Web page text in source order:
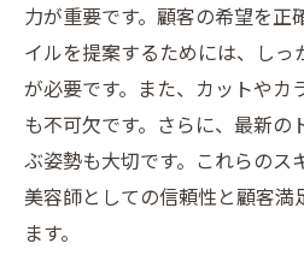
力が重要です。顧客の希望を正
イルを提案するためには、し
が必要です。また、カットやカ
も不可欠です。さらに、最新の
ぶ姿勢も大切です。これらのス
美容師としての信頼性と顧客満
ます。